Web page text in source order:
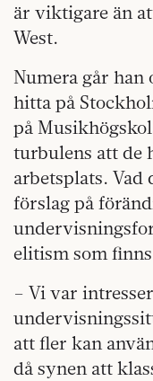
är viktigare än
West.
Numera går han
hitta på
på
turbulens att de
arbetsplats. Vad
förslag på
elitism som
– Vi var
att fler kan
då synen att